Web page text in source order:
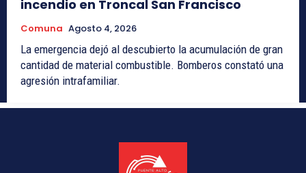
incendio en Troncal San Francisco
Comuna Agosto 4, 2026
La emergencia dejó al descubierto la acumulación de gran
cantidad de material combustible. Bomberos constató una
agresión intrafamiliar.